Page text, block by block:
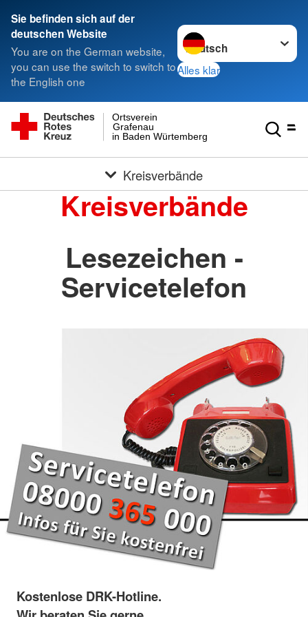
Sie befinden sich auf der
deutschen Website
You are on the German website,
you can use the switch to switch to
the English one
Sprache wechseln zu
Alles klar
in Baden Würtemberg
Grafenau
Ortsverein
Kreisverbände
Kreisverbände
Lesezeichen -
Servicetelefon
Kostenlose DRK-Hotline.